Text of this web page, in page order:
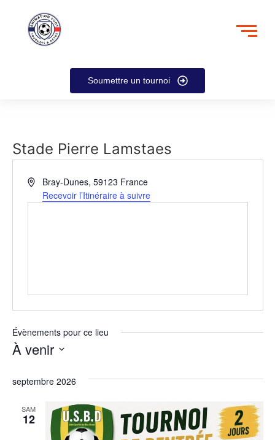
Soumettre un tournoi
Stade Pierre Lamstaes
AdresseBray-Dunes, 59123 France
Recevoir l’Itinéraire à suivre
Évènements pour ce lieu
À venir
date.
septembre 2026
SAM
12